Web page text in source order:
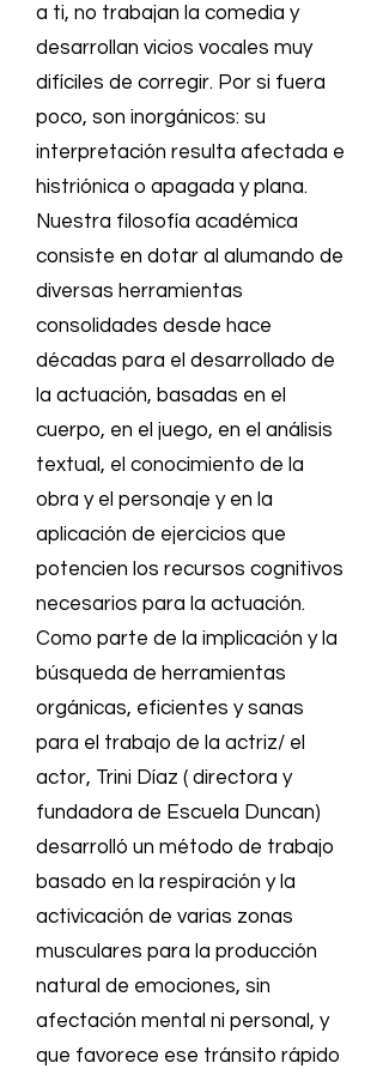
a ti, no trabajan la comedia y
desarrollan vicios vocales muy
difíciles de corregir. Por si fuera
poco, son inorgánicos: su
interpretación resulta afectada e
histriónica o apagada y plana.
Nuestra filosofía académica
consiste en dotar al alumando de
diversas herramientas
consolidades desde hace
décadas para el desarrollado de
la actuación, basadas en el
cuerpo, en el juego, en el análisis
textual, el conocimiento de la
obra y el personaje y en la
aplicación de ejercicios que
potencien los recursos cognitivos
necesarios para la actuación.
Como parte de la implicación y la
búsqueda de herramientas
orgánicas, eficientes y sanas
para el trabajo de la actriz/ el
actor, Trini Díaz ( directora y
fundadora de Escuela Duncan)
desarrolló un método de trabajo
basado en la respiración y la
activicación de varias zonas
musculares para la producción
natural de emociones, sin
afectación mental ni personal, y
que favorece ese tránsito rápido